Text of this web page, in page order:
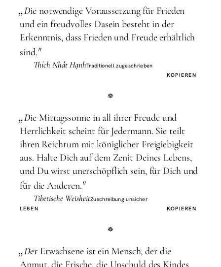
„Die notwendige Voraussetzung für Frieden
und ein freudvolles Dasein besteht in der
Erkenntnis, dass Frieden und Freude erhältlich
sind."
Thích Nhất HạnhTraditionell zugeschrieben
KOPIEREN
„Die Mittagssonne in all ihrer Freude und
Herrlichkeit scheint für Jedermann. Sie teilt
ihren Reichtum mit königlicher Freigiebigkeit
aus. Halte Dich auf dem Zenit Deines Lebens,
und Du wirst unerschöpflich sein, für Dich und
für die Anderen."
Tibetische WeisheitZuschreibung unsicher
LEBEN
KOPIEREN
„Der Erwachsene ist ein Mensch, der die
Anmut, die Frische, die Unschuld des Kindes